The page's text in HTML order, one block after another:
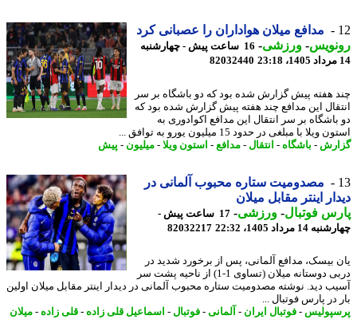
مدافع میلان هواداران را عصبانی کرد
-ورزشی-
16 ساعت پیش - چهارشنبه
82032440
هفته پیش گزارش شده بود که دو باشگاه بر سر
این مدافع چند هفته پیش گزارش شده بود که
بر سر انتقال این مدافع اکوادوری به
با مبلغی در حدود 15 میلیون یورو به توافق ...
-باشگاه-انتقال-مدافع- استون ویلا-میلیون-پیش
مصدومیت ستاره محبوب آلمانی در
اینتر مقابل میلان
فوتبال-ورزشی-
17 ساعت پیش -
مرداد 1405، 22:32
82032217
بیسک، مدافع آلمانی، پس از برخورد شدید در
دربی دوستانه میلان (تساوی 1-1) از ناحیه پشت سر
دید. نوشته مصدومیت ستاره محبوب آلمانی در دیدار اینتر مقابل میلان اولین
در پارس فوتبال ...
-فوتبال ایران - آلمانی-فوتبال-اسماعیل قلی زاده - قلی زاده - میلان